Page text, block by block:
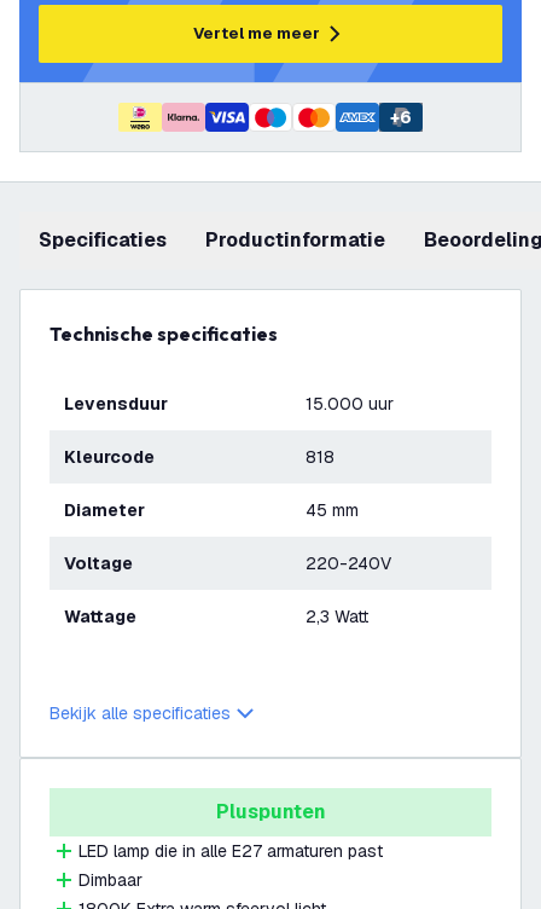
Vertel me meer
+6
Specificaties productinformatie
Technische specificaties
Levensduur 15.000 uur
Kleurcode 818
Diameter 45 mm
Voltage 220-240V
Wattage 2,3 Watt
Bekijk alle specificaties
Pluspunten
LED lamp die in alle E27 armaturen past
Dimbaar